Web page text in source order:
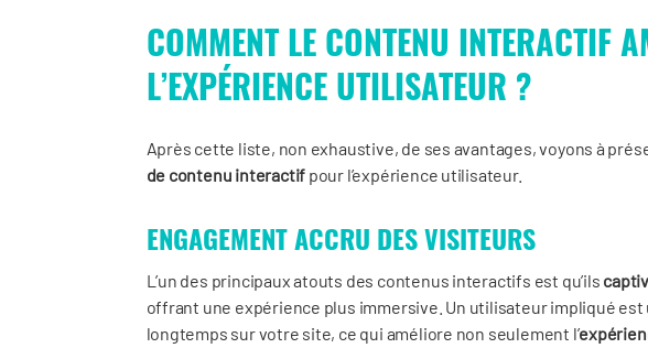
COMMENT LE CONTENU INTERACTIF
L’EXPÉRIENCE UTILISATEUR ?
Après cette liste, non exhaustive, de ses avantages, voyons à
de contenu interactif pour l’expérience utilisateur.
ENGAGEMENT ACCRU DES VISITEURS
L’un des principaux atouts des contenus interactifs est qu’ils
offrant une expérience plus immersive. Un utilisateur impliqué
longtemps sur votre site, ce qui améliore non seulement l’